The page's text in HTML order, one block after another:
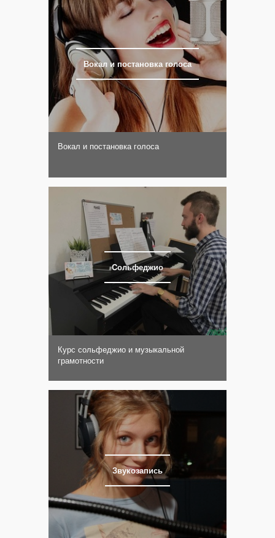
Вокал и постановка голоса
Вокал и постановка голоса
Cольфеджио
Курс сольфеджио и музыкальной
грамотности
Звукозапись